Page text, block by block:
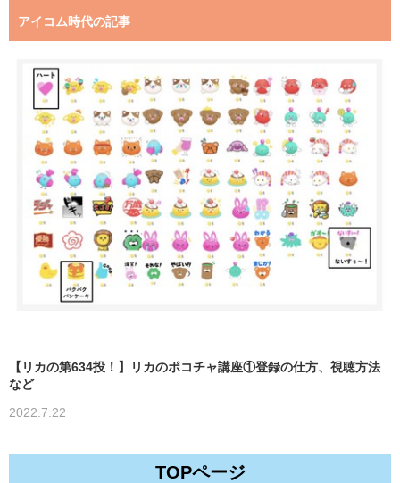
アイコム時代の記事
【リカの第634投！】リカのポコチャ講座①登録の仕方、視聴方法
など
2022.7.22
TOPページ